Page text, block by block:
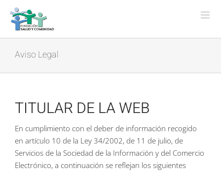
content
Aviso Legal
TITULAR DE LA WEB
En cumplimiento con el deber de información recogido
en artículo 10 de la Ley 34/2002, de 11 de julio, de
Servicios de la Sociedad de la Información y del Comercio
Electrónico, a continuación se reflejan los siguientes